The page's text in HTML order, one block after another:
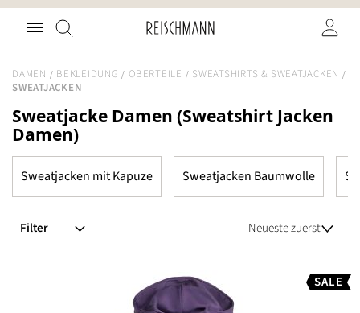
Zum
Inhalt
Suche
DAMEN BEKLEIDUNG OBERTEILE
SWEATSHIRTS & SWEATJACKEN
SWEATJACKEN
Sweatjacke Damen (Sweatshirt Jacken
Damen)
Sweatjacken mit Kapuze Sweatjacken Baumwolle
SALE
Filter